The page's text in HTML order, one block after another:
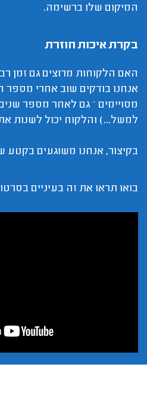
המיקום שלו ברשימה.
בקרת איכות חוזרת
האם הלקוחות מרוצים גם זמן
אנחנו בודקים שוב אחרי מספר
מסויימים – גם לאחר מספר
למשל...) והלקוח יכול לשנות
בקיצור, אנחנו משוגעים בקטע
בואו תראו את זה בעיניים